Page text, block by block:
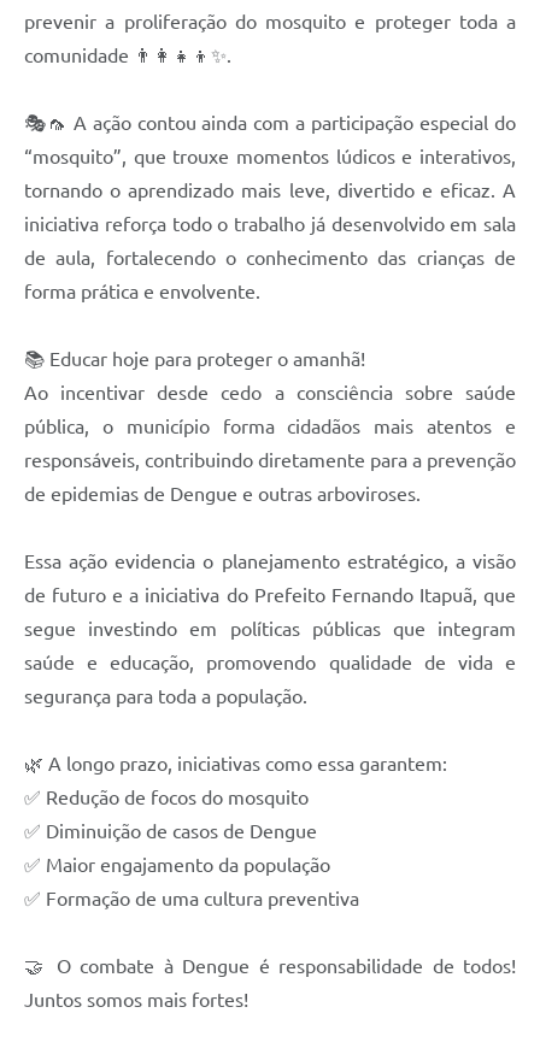
prevenir a proliferação do mosquito e proteger toda a
comunidade 👨‍👩‍👧‍👦✨.
🎭🦟 A ação contou ainda com a participação especial do
“mosquito”, que trouxe momentos lúdicos e interativos,
tornando o aprendizado mais leve, divertido e eficaz. A
iniciativa reforça todo o trabalho já desenvolvido em sala
de aula, fortalecendo o conhecimento das crianças de
forma prática e envolvente.
📚 Educar hoje para proteger o amanhã!
Ao incentivar desde cedo a consciência sobre saúde
pública, o município forma cidadãos mais atentos e
responsáveis, contribuindo diretamente para a prevenção
de epidemias de Dengue e outras arboviroses.
Essa ação evidencia o planejamento estratégico, a visão
de futuro e a iniciativa do Prefeito Fernando Itapuã, que
segue investindo em políticas públicas que integram
saúde e educação, promovendo qualidade de vida e
segurança para toda a população.
🌿 A longo prazo, iniciativas como essa garantem:
✅ Redução de focos do mosquito
✅ Diminuição de casos de Dengue
✅ Maior engajamento da população
✅ Formação de uma cultura preventiva
🤝 O combate à Dengue é responsabilidade de todos!
Juntos somos mais fortes!